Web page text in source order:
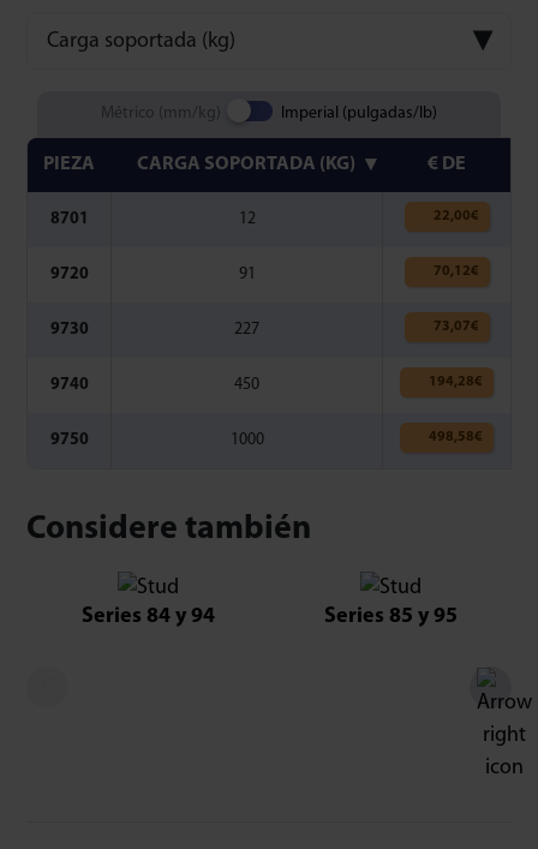
Carga soportada (kg)
Métrico (mm/kg) Imperial (pulgadas/lb)
PIEZA CARGA SOPORTADA (KG) € DE
8701 12 22,00€
9720 91 70,12€
9730 227 73,07€
9740 450 194,28€
9750 1000 498,58€
Considere también
Series 84 y 94 Series 85 y 95